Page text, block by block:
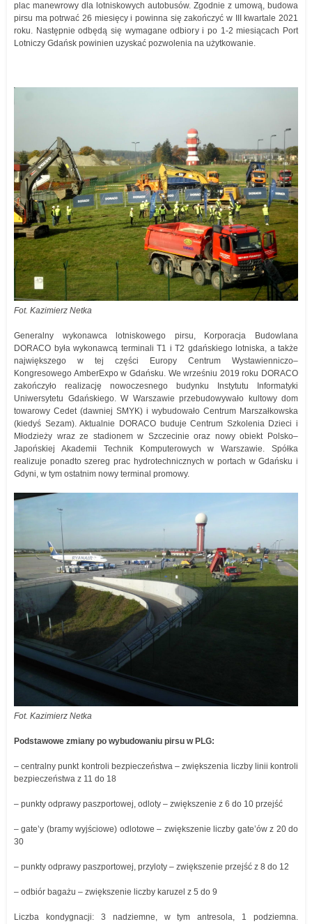
plac manewrowy dla lotniskowych autobusów. Zgodnie z umową, budowa
pirsu ma potrwać 26 miesięcy i powinna się zakończyć w III kwartale 2021
roku. Następnie odbędą się wymagane odbiory i po 1-2 miesiącach Port
Lotniczy Gdańsk powinien uzyskać pozwolenia na użytkowanie.
Fot. Kazimierz Netka
Generalny wykonawca lotniskowego pirsu, Korporacja Budowlana
DORACO była wykonawcą terminali T1 i T2 gdańskiego lotniska, a także
największego w tej części Europy Centrum Wystawienniczo–
Kongresowego AmberExpo w Gdańsku. We wrześniu 2019 roku DORACO
zakończyło realizację nowoczesnego budynku Instytutu Informatyki
Uniwersytetu Gdańskiego. W Warszawie przebudowywało kultowy dom
towarowy Cedet (dawniej SMYK) i wybudowało Centrum Marszałkowska
(kiedyś Sezam). Aktualnie DORACO buduje Centrum Szkolenia Dzieci i
Młodzieży wraz ze stadionem w Szczecinie oraz nowy obiekt Polsko–
Japońskiej Akademii Technik Komputerowych w Warszawie. Spółka
realizuje ponadto szereg prac hydrotechnicznych w portach w Gdańsku i
Gdyni, w tym ostatnim nowy terminal promowy.
Fot. Kazimierz Netka
Podstawowe zmiany po wybudowaniu pirsu w PLG:
– centralny punkt kontroli bezpieczeństwa – zwiększenia liczby linii kontroli
bezpieczeństwa z 11 do 18
– punkty odprawy paszportowej, odloty – zwiększenie z 6 do 10 przejść
– gate’y (bramy wyjściowe) odlotowe – zwiększenie liczby gate’ów z 20 do
30
– punkty odprawy paszportowej, przyloty – zwiększenie przejść z 8 do 12
– odbiór bagażu – zwiększenie liczby karuzel z 5 do 9
Liczba kondygnacji: 3 nadziemne, w tym antresola, 1 podziemna.